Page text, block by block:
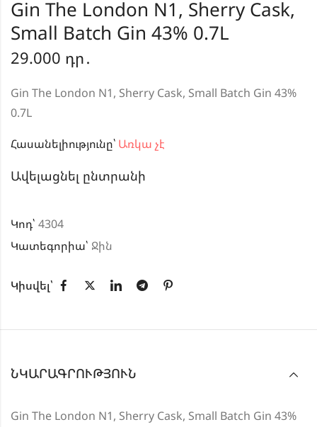
Gin The London N1, Sherry Cask,
Small Batch Gin 43% 0.7L
29.000 դր․
Gin The London N1, Sherry Cask, Small Batch Gin 43%
0.7L
Հասանելիությունը՝ Առկա չէ
Ավելացնել ընտրանի
Կոդ՝ 4304
Կատեգորիա՝ Ջին
Կիսվել՝
ՆԿԱՐԱԳՐՈՒԹՅՈՒՆ
Gin The London N1, Sherry Cask, Small Batch Gin 43%